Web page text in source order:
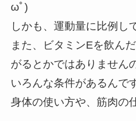
ωﾟ)
しかも、運動量に比例し
また、ビタミンEを飲ん
がるとかではありません
いろんな条件があるんで
身体の使い方や、筋肉の